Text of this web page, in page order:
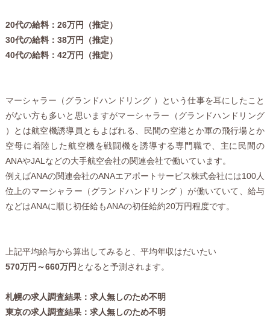
20代の給料：26万円（推定）
30代の給料：38万円（推定）
40代の給料：42万円（推定）
マーシャラー（グランドハンドリング ）という仕事を耳にしたこと
がない方も多いと思いますがマーシャラー（グランドハンドリング
）とは航空機誘導員ともよばれる、民間の空港とか軍の飛行場とか
空母に着陸した航空機を戦闘機を誘導する専門職で、主に民間の
ANAやJALなどの大手航空会社の関連会社で働いています。
例えばANAの関連会社のANAエアポートサービス株式会社には100人
位上のマーシャラー（グランドハンドリング ）が働いていて、給与
などはANAに順じ初任給もANAの初任給約20万円程度です。
上記平均給与から算出してみると、平均年収はだいたい
570万円～660万円 となると予測されます。
札幌の求人調査結果：求人無しのため不明
東京の求人調査結果：求人無しのため不明